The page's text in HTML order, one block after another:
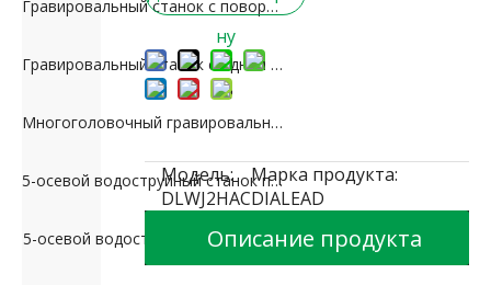
Гравировальный станок с поворотной головкой
Гравировальный станок с одной головкой (2D)
Многоголовочный гравировальный станок для каменных колонн
5-осевой водоструйный станок переменного тока
5-осевой водоструйный станок AB
ну
Модель:
DLWJ2HAC
Марка продукта:
DIALEAD
Описание продукта